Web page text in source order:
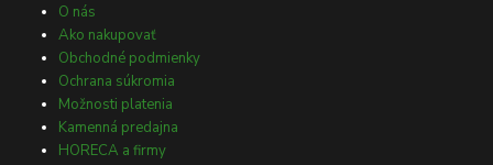
O nás
Ako nakupovať
Obchodné podmienky
Ochrana súkromia
Možnosti platenia
Kamenná predajna
HORECA a firmy